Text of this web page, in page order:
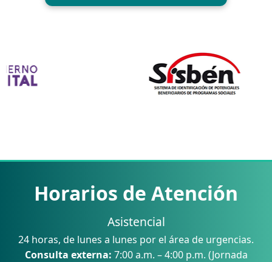
Horarios de Atención
Asistencial
24 horas, de lunes a lunes por el área de urgencias.
Consulta externa: 7:00 a.m. – 4:00 p.m. (Jornada